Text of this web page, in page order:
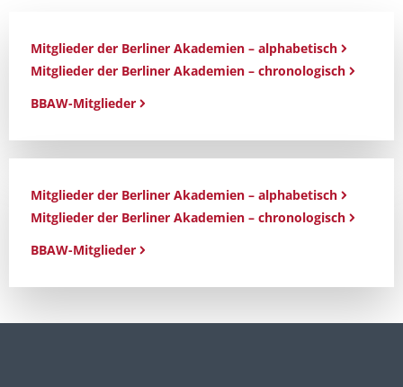
Mitglieder der Berliner Akademien – alphabetisch
Mitglieder der Berliner Akademien – chronologisch
BBAW-Mitglieder
Mitglieder der Berliner Akademien – alphabetisch
Mitglieder der Berliner Akademien – chronologisch
BBAW-Mitglieder